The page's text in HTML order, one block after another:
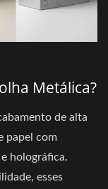
Metálica?
de alta
papel com
holográfica.
esses